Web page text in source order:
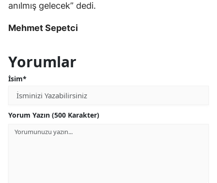
anılmış gelecek” dedi.
Mehmet Sepetci
Yorumlar
İsim*
Yorum Yazın (500 Karakter)